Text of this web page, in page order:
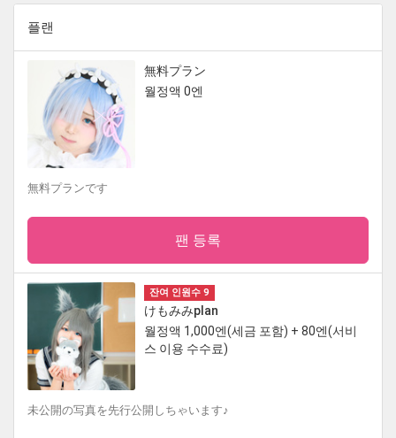
플랜
無料プラン
월정액 0엔
無料プランです
팬 등록
잔여 인원수 9
けもみみplan
월정액 1,000엔(세금 포함) + 80엔(서비
스 이용 수수료)
未公開の写真を先行公開しちゃいます♪